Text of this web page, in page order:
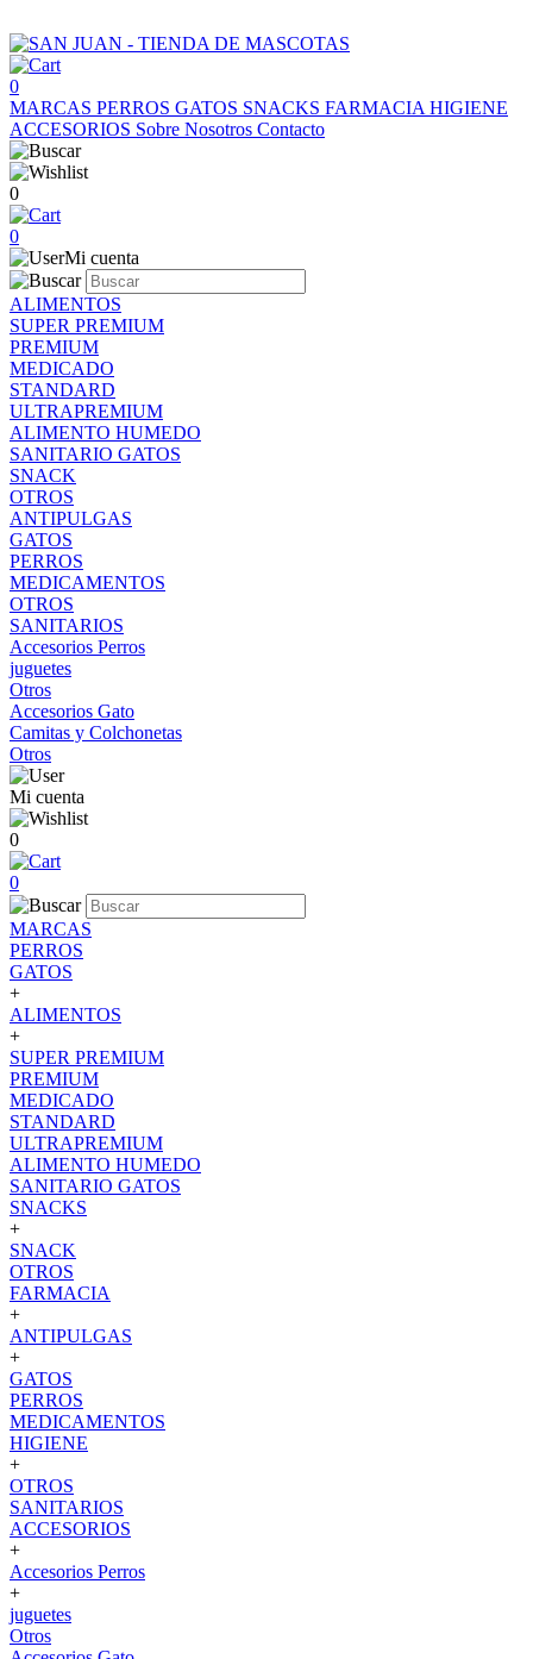
0
MARCAS PERROS GATOS SNACKS FARMACIA HIGIENE
ACCESORIOS Sobre Nosotros Contacto
0
0
Mi cuenta
ALIMENTOS
SUPER PREMIUM
PREMIUM
MEDICADO
STANDARD
ULTRAPREMIUM
ALIMENTO HUMEDO
SANITARIO GATOS
SNACK
OTROS
ANTIPULGAS
GATOS
PERROS
MEDICAMENTOS
OTROS
SANITARIOS
Accesorios Perros
juguetes
Otros
Accesorios Gato
Camitas y Colchonetas
Otros
Mi cuenta
0
0
MARCAS
PERROS
GATOS
+
ALIMENTOS
+
SUPER PREMIUM
PREMIUM
MEDICADO
STANDARD
ULTRAPREMIUM
ALIMENTO HUMEDO
SANITARIO GATOS
SNACKS
+
SNACK
OTROS
FARMACIA
+
ANTIPULGAS
+
GATOS
PERROS
MEDICAMENTOS
HIGIENE
+
OTROS
SANITARIOS
ACCESORIOS
+
Accesorios Perros
+
juguetes
Otros